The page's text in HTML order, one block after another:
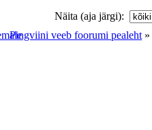
Näita (aja järgi):
Pingviini veeb foorumi pealeht »